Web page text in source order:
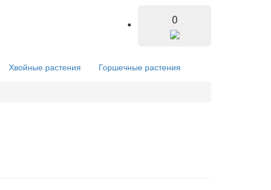
0
Хвойные растения Горшечные растения